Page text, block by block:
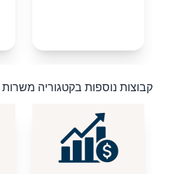
קבוצות נוספות בקטגוריה משרות